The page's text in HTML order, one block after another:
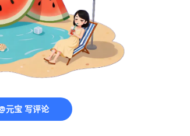
元宝 写评论